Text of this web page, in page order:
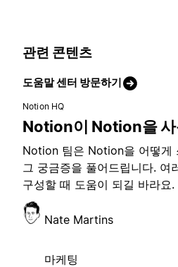
관련 콘텐츠
도움말 센터 방문하기
Notion HQ
Notion이 Notion을 사
Notion 팀은 Notion을 어떻게
그 궁금증을 풀어드립니다. 여
구성할 때 도움이 되길 바라요.
Nate Martins
마케팅